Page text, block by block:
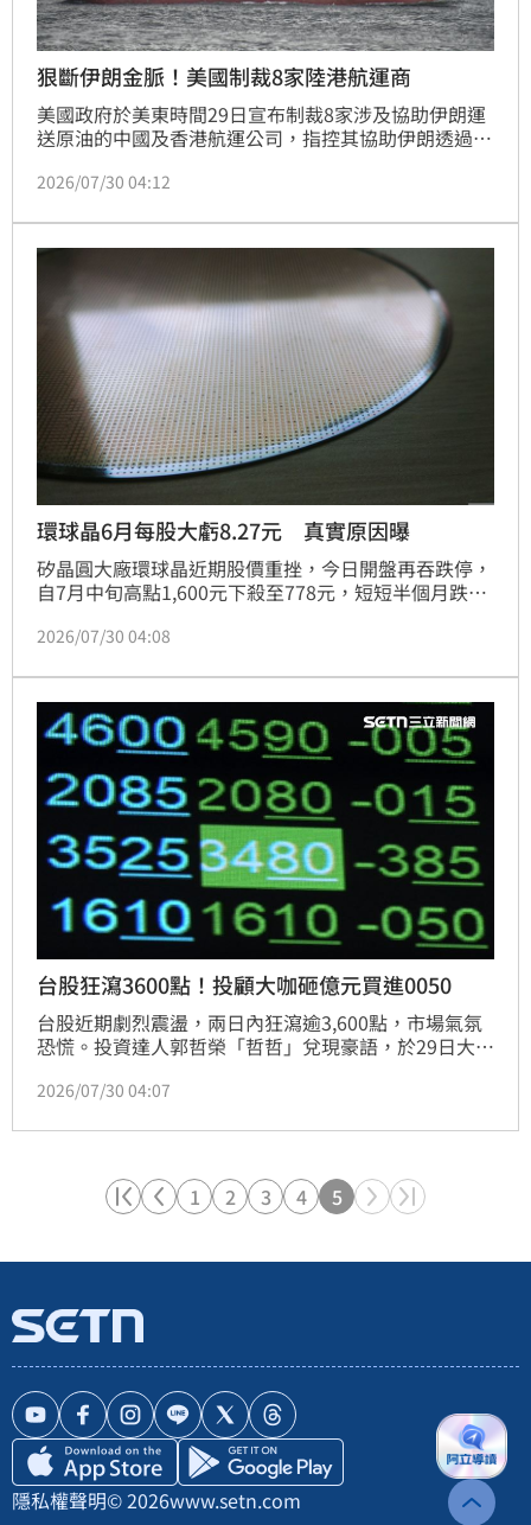
狠斷伊朗金脈！美國制裁8家陸港航運商
美國政府於美東時間29日宣布制裁8家涉及協助伊朗運
送原油的中國及香港航運公司，指控其協助伊朗透過
聯。美方指出，這些船舶管理公司中，有1家設於中國
國境內資產將被凍結，並禁止與其進行任何交易，違規
者恐面臨連帶制裁。美國財政部強調，伊朗政權正利用
航運收入資助恐怖活動，美方將持續打擊此類非法網
絡，並與盟友合作封鎖伊朗經濟命脈。對此，北京方面
重申反對美方單邊制裁，強調中伊經貿往來不應受美方
管轄，國際局勢再度因能源貿易制裁引發緊張。
2026/07/30 04:12
環球晶6月每股大虧8.27元 真實原因曝
矽晶圓大廠環球晶近期股價重挫，今日開盤再吞跌停，
自7月中旬高點1,600元下殺至778元，短短半個月跌幅
球晶緊急澄清，虧損主因是持有德國Siltronic AG股票
公司強調本業成長動能穩健，第二季營收及獲利均較上
季成長，每股純益達3.97元。市場密切關注8月4日董事
會，屆時將公布詳細財報，並說明義大利廠火災對後續
營運的具體影響，投資人需謹慎留意後續波動。
2026/07/30 04:08
台股狂瀉3600點！投顧大咖砸億元買進0050
台股近期劇烈震盪，兩日內狂瀉逾3,600點，市場氣氛
恐慌。投資達人郭哲榮「哲哲」兌現豪語，於29日大盤
張0050（元大台灣50）。郭哲榮強調，面對市場因恐
AI需求與權值股基本面，認為這是「老天爺送錢」的絕
釜沉舟決心。此舉展現其長期投資信心，並呼籲投資人
冷靜看待修正，切勿錯失這波進場良機。過去他曾於俄
注。
2026/07/30 04:07
1 2 3 4 5
隱私權聲明© 2026www.setn.com